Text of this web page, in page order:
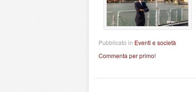
Pubblicato in Eventi e società
Commenta per primo!